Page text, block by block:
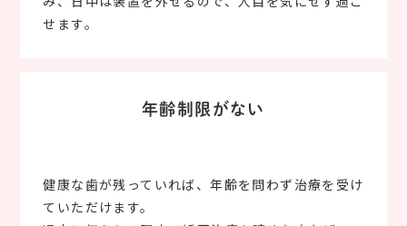
せます。
年齢制限がない
健康な歯が残っていれば、年齢を問わず治療を受け
ていただけます。